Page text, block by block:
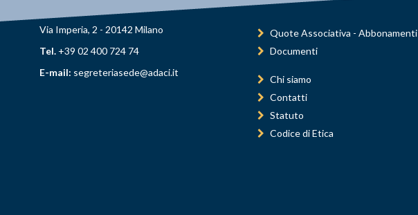
Via Imperia, 2 - 20142 Milano
Tel. +39 02 400 724 74
E-mail: segreteriasede@adaci.it
Quote Associativa - Abbonamenti
Documenti
Chi siamo
Contatti
Statuto
Codice di Etica